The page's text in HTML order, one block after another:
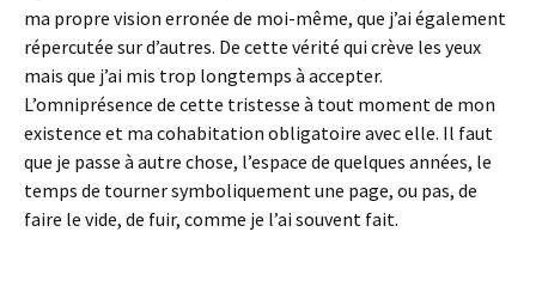
ma propre vision erronée de moi-même, que j’ai également
répercutée sur d’autres. De cette vérité qui crève les yeux
mais que j’ai mis trop longtemps à accepter.
L’omniprésence de cette tristesse à tout moment de mon
existence et ma cohabitation obligatoire avec elle. Il faut
que je passe à autre chose, l’espace de quelques années, le
temps de tourner symboliquement une page, ou pas, de
faire le vide, de fuir, comme je l’ai souvent fait.